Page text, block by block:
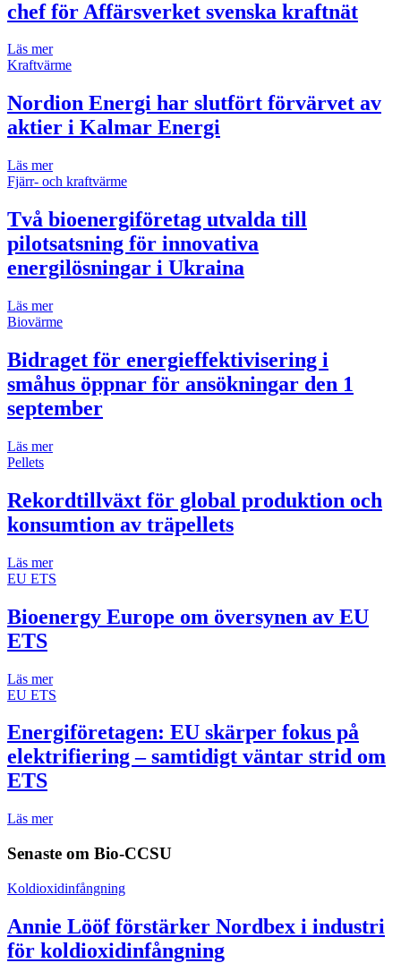
chef för Affärsverket svenska kraftnät
Läs mer
Kraftvärme
Nordion Energi har slutfört förvärvet av
aktier i Kalmar Energi
Läs mer
Fjärr- och kraftvärme
Två bioenergiföretag utvalda till
pilotsatsning för innovativa
energilösningar i Ukraina
Läs mer
Biovärme
Bidraget för energieffektivisering i
småhus öppnar för ansökningar den 1
september
Läs mer
Pellets
Rekordtillväxt för global produktion och
konsumtion av träpellets
Läs mer
EU ETS
Bioenergy Europe om översynen av EU
ETS
Läs mer
EU ETS
Energiföretagen: EU skärper fokus på
elektrifiering – samtidigt väntar strid om
ETS
Läs mer
Senaste om Bio-CCSU
Koldioxidinfångning
Annie Lööf förstärker Nordbex i industri
för koldioxidinfångning